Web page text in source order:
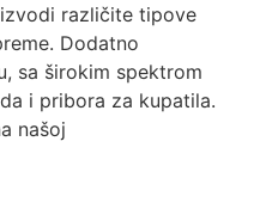
različite tipove
Dodatno
sa širokim spektrom
i pribora za kupatila.
našoj